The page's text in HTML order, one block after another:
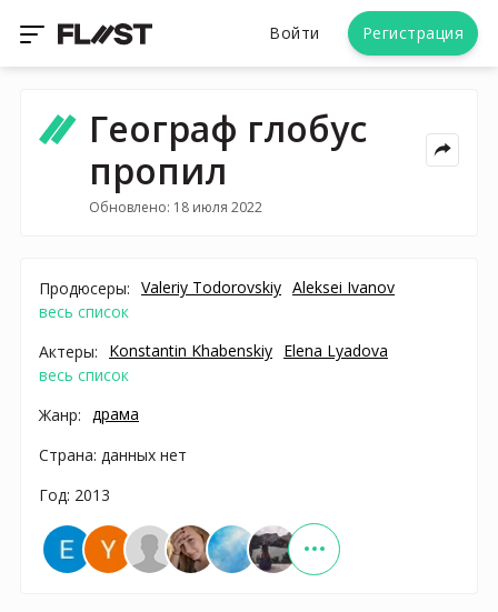
Войти Регистрация
Географ глобус
пропил
Обновлено: 18 июля 2022
Продюсеры: Valeriy Todorovskiy Aleksei Ivanov
весь список
Актеры:
Konstantin Khabenskiy Elena Lyadova
весь список
Жанр:
драма
Страна: данных нет
Год: 2013